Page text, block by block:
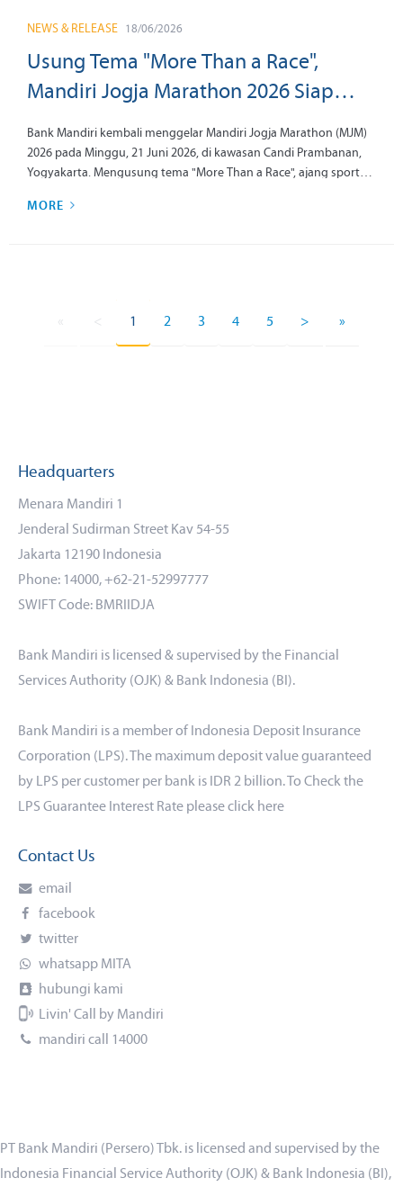
ekonomi lokal.
NEWS & RELEASE 18/06/2026
Usung Tema "More Than a Race",
Mandiri Jogja Marathon 2026 Siap
Diramaikan 10.200 Pelari dari 17
Negara
Bank Mandiri kembali menggelar Mandiri Jogja Marathon (MJM)
2026 pada Minggu, 21 Juni 2026, di kawasan Candi Prambanan,
Yogyakarta. Mengusung tema "More Than a Race", ajang sport
berstandar internasional dengan pengalaman wisata, perayaan
MORE
« < 1 2 3 4 5 > »
Headquarters
Menara Mandiri 1
Jenderal Sudirman Street Kav 54-55
Jakarta 12190 Indonesia
Phone: 14000, +62-21-52997777
SWIFT Code: BMRIIDJA
Bank Mandiri is licensed & supervised by the Financial
Services Authority (OJK) & Bank Indonesia (BI).
Bank Mandiri is a member of Indonesia Deposit Insurance
Corporation (LPS). The maximum deposit value guaranteed
by LPS per customer per bank is IDR 2 billion. To Check the
LPS Guarantee Interest Rate please click here
Contact Us
email
facebook
twitter
whatsapp MITA
hubungi kami
Livin' Call by Mandiri
mandiri call 14000
PT Bank Mandiri (Persero) Tbk. is licensed and supervised by the
Indonesia Financial Service Authority (OJK) & Bank Indonesia (BI),